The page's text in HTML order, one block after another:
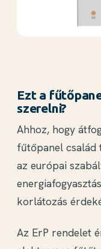
Ezt a
szerelni?
Ahhoz, hogy
fűtőpanel család
az európai
korlátozás
Az ErP rendelet